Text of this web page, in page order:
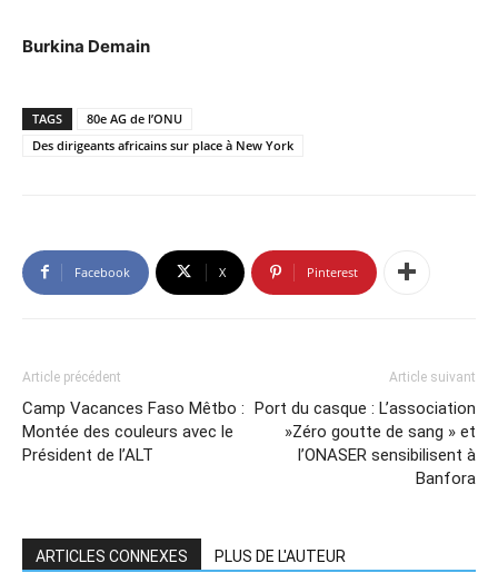
Burkina Demain
TAGS
80e AG de l’ONU
Des dirigeants africains sur place à New York
Facebook X Pinterest
Article précédent
Camp Vacances Faso Mêtbo :
Montée des couleurs avec le
Président de l’ALT
Article suivant
Port du casque : L’association
»Zéro goutte de sang » et
l’ONASER sensibilisent à
Banfora
ARTICLES CONNEXES PLUS DE L'AUTEUR